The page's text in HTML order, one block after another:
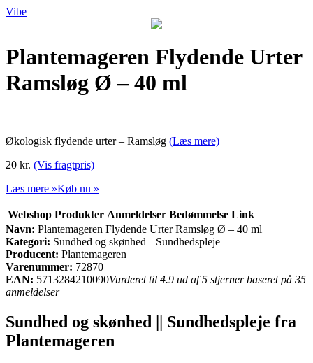
Vibe
Plantemageren Flydende Urter
Ramsløg Ø – 40 ml
Økologisk flydende urter – Ramsløg (Læs mere)
20 kr. (Vis fragtpris)
Læs mere »Køb nu »
Webshop Produkter Anmeldelser Bedømmelse Link
Navn: Plantemageren Flydende Urter Ramsløg Ø – 40 ml
Kategori: Sundhed og skønhed || Sundhedspleje
Producent: Plantemageren
Varenummer: 72870
EAN: 5713284210090Vurderet til 4.9 ud af 5 stjerner baseret på 35
anmeldelser
Sundhed og skønhed || Sundhedspleje fra
Plantemageren